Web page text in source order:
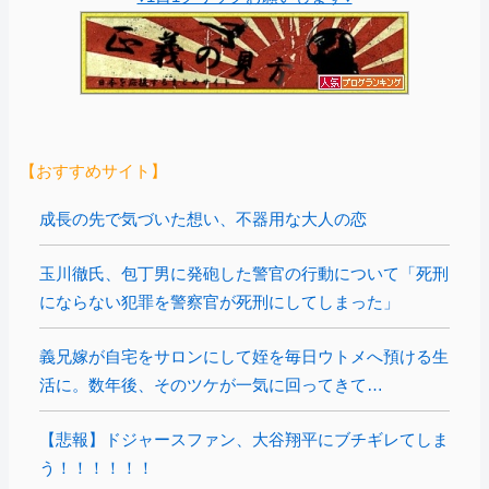
【おすすめサイト】
成長の先で気づいた想い、不器用な大人の恋
玉川徹氏、包丁男に発砲した警官の行動について「死刑
にならない犯罪を警察官が死刑にしてしまった」
義兄嫁が自宅をサロンにして姪を毎日ウトメへ預ける生
活に。数年後、そのツケが一気に回ってきて…
【悲報】ドジャースファン、大谷翔平にブチギレてしま
う！！！！！！